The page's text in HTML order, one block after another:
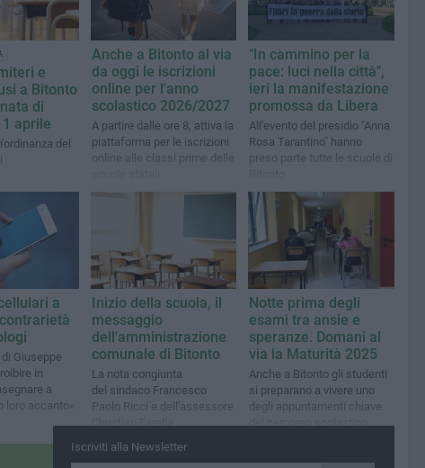
e
a Bitonto
di
aprile
del
Anche a Bitonto al via
da oggi le iscrizioni
online per l'anno
scolastico 2026/2027
A partire dalle ore 8, attiva la
piattaforma per le iscrizioni
online alle classi prime delle
"In cammino per la
pace: luci nella città",
ieri la manifestazione
promossa da Libera
All'evento del presidio "Anna
Rosa Tarantino" hanno
preso parte tutte le scuole di
a
Giuseppe
in
a
loro accanto»
Inizio della scuola, il
messaggio
dell'amministrazione
comunale di Bitonto
La nota congiunta
del sindaco Francesco
Paolo Ricci e dell'assessore
Christian Farella
Notte prima degli
esami tra ansie e
speranze. Domani al
via la Maturità 2025
Anche a Bitonto gli studenti
si preparano a vivere uno
degli appuntamenti chiave
del percorso scolastico
Iscriviti alla Newsletter